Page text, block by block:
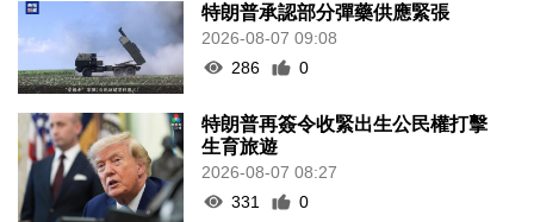
特朗普承認部分彈藥供應緊張
2026-08-07 09:08
286
0
特朗普再簽令收緊出生公民權打擊
生育旅遊
2026-08-07 08:27
331
0